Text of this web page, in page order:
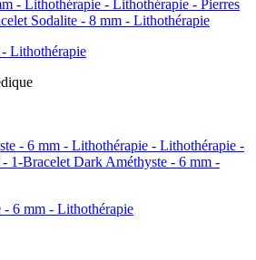
Lithothérapie
6 mm - Lithothérapie